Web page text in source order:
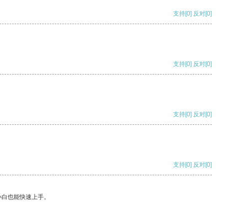
支持[0] 反对[0]
支持[0] 反对[0]
支持[0] 反对[0]
支持[0] 反对[0]
也能快速上手。